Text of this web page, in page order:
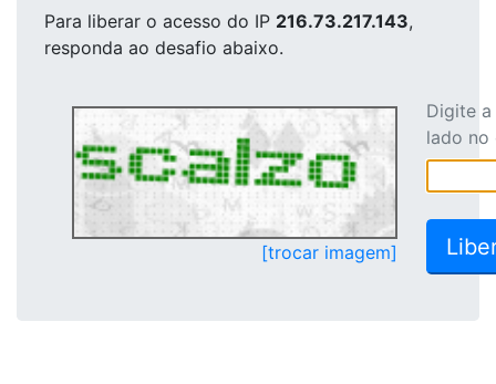
Para liberar o acesso do IP 216.73.217.143,
responda ao desafio abaixo.
[trocar imagem]
Digite
lado no